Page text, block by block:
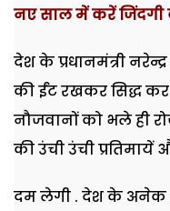
नए साल में करें
देश के प्रधानमंत्री
की ईंट रखकर सिद्ध कर
नौजवानों को भले ही
की उंची उंची प्रतिमायें
दम लेगी . देश के अनेक